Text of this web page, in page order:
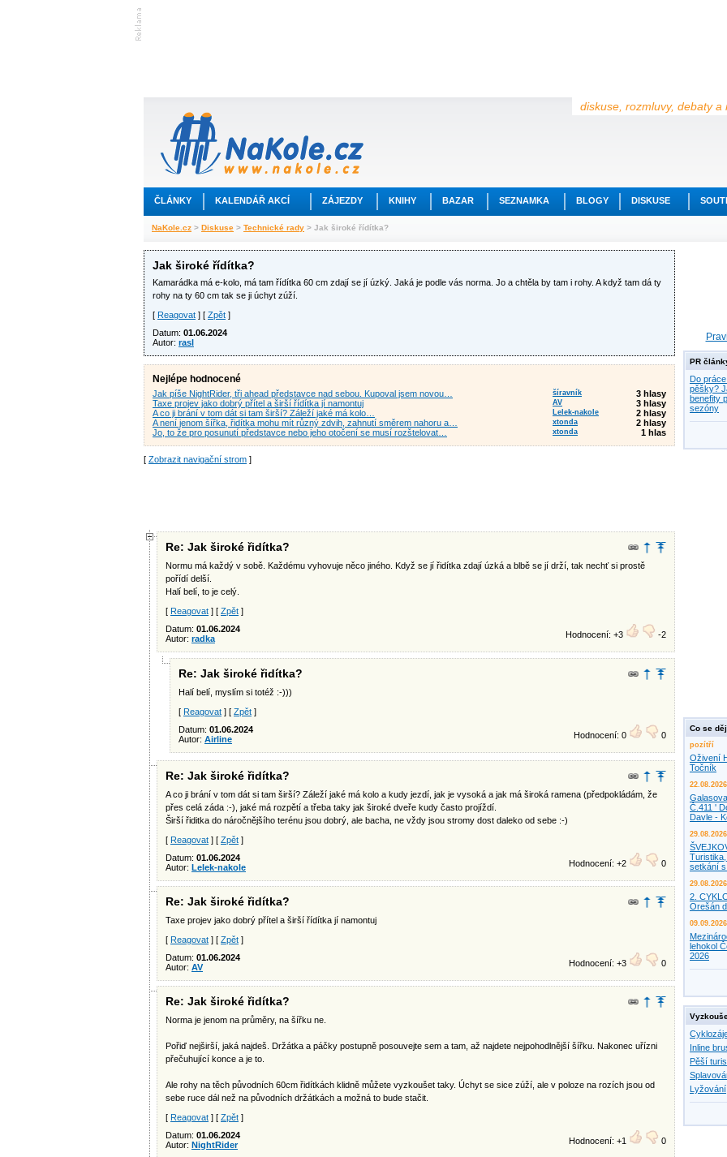
diskuse, rozmluvy, debaty a
ČLÁNKY KALENDÁŘ AKCÍ ZÁJEZDY KNIHY BAZAR SEZNAMKA BLOGY DISKUSE
NaKole.cz > Diskuse > Technické rady > Jak široké řídítka?
Jak široké řídítka?
Kamarádka má e-kolo, má tam řídítka 60 cm zdají se jí úzký. Jaká je podle vás norma. Jo a chtěla by tam i rohy. A když tam dá ty
rohy na ty 60 cm tak se ji úchyt zúží.
[ Reagovat ] [ Zpět ]
Datum: 01.06.2024
Autor: rasl
Nejlépe hodnocené
Jak píše NightRider, tři ahead představce nad sebou. Kupoval jsem novou… šíravník
3 hlasy
Taxe projev jako dobrý přítel a širší řídítka jí namontuj
AV
3 hlasy
A co ji brání v tom dát si tam širší? Záleží jaké má kolo…
Lelek-nakole
2 hlasy
A není jenom šířka, řidítka mohu mít různý zdvih, zahnutí směrem nahoru a…
xtonda
2 hlasy
Jo, to že pro posunutí představce nebo jeho otočení se musí rozštelovat…
xtonda 1 hlas
[ Zobrazit navigační strom ]
Re: Jak široké řidítka?
Normu má každý v sobě. Každému vyhovuje něco jiného. Když se jí řidítka zdají úzká a blbě se jí drží, tak nechť si prostě
pořídí delší.
Halí belí, to je celý.
[ Reagovat ] [ Zpět ]
Datum: 01.06.2024
Autor: radka Hodnocení: +3 -2
Re: Jak široké řidítka?
Halí belí, myslím si totéž :-)))
[ Reagovat ] [ Zpět ]
Datum: 01.06.2024
Autor: Airline Hodnocení: 0 0
Re: Jak široké řidítka?
A co ji brání v tom dát si tam širší? Záleží jaké má kolo a kudy jezdí, jak je vysoká a jak má široká ramena (předpokládám, že
přes celá záda :-), jaké má rozpětí a třeba taky jak široké dveře kudy často projíždí.
Širší řiditka do náročnějšího terénu jsou dobrý, ale bacha, ne vždy jsou stromy dost daleko od sebe :-)
[ Reagovat ] [ Zpět ]
Datum: 01.06.2024
Autor: Lelek-nakole Hodnocení: +2 0
Re: Jak široké řidítka?
Taxe projev jako dobrý přítel a širší řídítka jí namontuj
[ Reagovat ] [ Zpět ]
Datum: 01.06.2024
Autor: AV Hodnocení: +3 0
Re: Jak široké řidítka?
Norma je jenom na průměry, na šířku ne.
Pořiď nejširší, jaká najdeš. Držátka a páčky postupně posouvejte sem a tam, až najdete nejpohodlnější šířku. Nakonec uřízni
přečuhující konce a je to.
Ale rohy na těch původních 60cm řidítkách klidně můžete vyzkoušet taky. Úchyt se sice zúží, ale v poloze na rozích jsou od
sebe ruce dál než na původních držátkách a možná to bude stačit.
[ Reagovat ] [ Zpět ]
Datum: 01.06.2024
Autor: NightRider Hodnocení: +1 0
PR
Do
pěšky?
benefity
sezóny
Co se
pozítří
Oživení
Točník
22.08.2026
Č.411 '
Davle -
29.08.2026
setkání
29.08.2026
2.
Orešán
09.09.2026
lehokol
2026
Inline
Pěší
Lyžování